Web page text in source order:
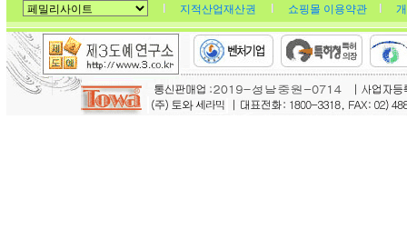
지적산업재산권 쇼핑몰 이용약관